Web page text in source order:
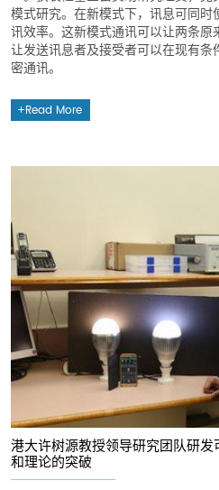
模式研究。在新模式下，讯息可同
讯效率。这新模式通讯可以让两条原
让发送讯息者及接受者可以在现有
密通讯。
Read More
港大许树源教授领导研究团队研
和理论的突破